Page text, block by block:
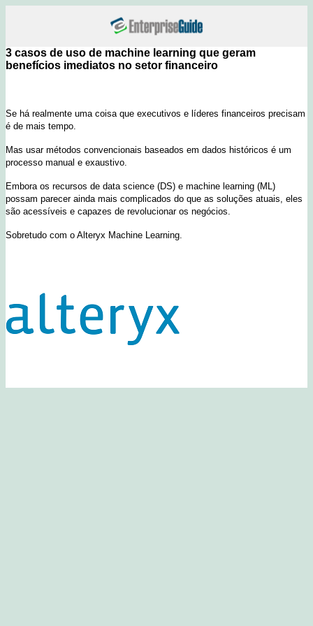
3 casos de uso de machine learning que geram
benefícios imediatos no setor financeiro
Se há realmente uma coisa que executivos e líderes financeiros precisam
é de mais tempo.
Mas usar métodos convencionais baseados em dados históricos é um
processo manual e exaustivo.
Embora os recursos de data science (DS) e machine learning (ML)
possam parecer ainda mais complicados do que as soluções atuais, eles
são acessíveis e capazes de revolucionar os negócios.
Sobretudo com o Alteryx Machine Learning.